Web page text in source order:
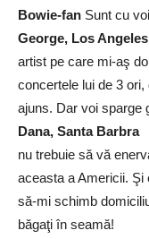
Bowie-fan Sunt cu
George, Los Angeles
artist pe care mi-aş
concertele lui de 3
ajuns. Dar voi sparge
Dana, Santa Barbra
nu trebuie să vă
aceasta a Americii.
să-mi schimb
băgaţi în seamă!